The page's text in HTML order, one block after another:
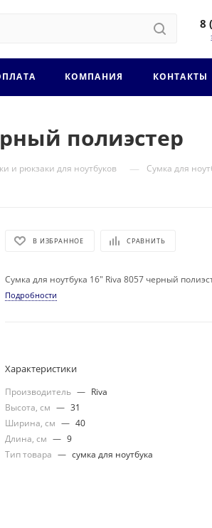
8
КОМПАНИЯ КОНТАКТЫ
полиэстер
и рюкзаки для ноутбуков — Сумка для
В ИЗБРАННОЕ СРАВНИТЬ
Сумка для ноутбука 16" Riva 8057 черный
Подробности
Характеристики
Производитель — Riva
Высота, см — 31
Ширина, см — 40
Длина, см — 9
Тип товара — сумка для ноутбука